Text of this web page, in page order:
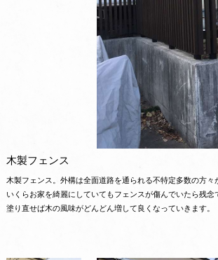
木製フェンス
木製フェンス。外構は全面道路を通られる不特定多数の方々
いくらお家を綺麗にしていてもフェンスが傷んでいたら残念
塗り直せば木の風味がどんどん増して良くなっていきます。